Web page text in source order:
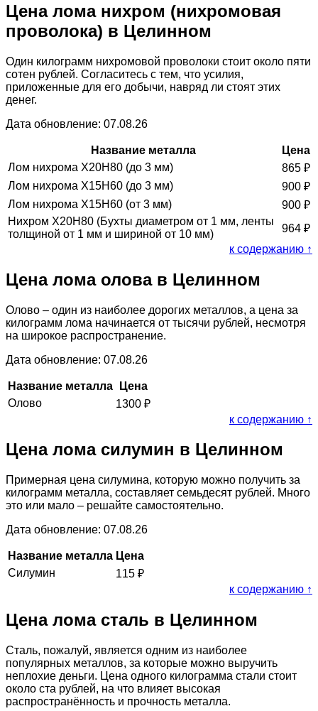
Цена лома нихром (нихромовая
проволока) в Целинном
Один килограмм нихромовой проволоки стоит около пяти
сотен рублей. Согласитесь с тем, что усилия,
приложенные для его добычи, навряд ли стоят этих
денег.
Дата обновление: 07.08.26
Название металла
Цена
Лом нихрома Х20Н80 (до 3 мм)
865 ₽
Лом нихрома Х15Н60 (до 3 мм)
900 ₽
Лом нихрома Х15Н60 (от 3 мм)
900 ₽
Нихром Х20Н80 (Бухты диаметром от 1 мм, ленты
толщиной от 1 мм и шириной от 10 мм)
964 ₽
к содержанию ↑
Цена лома олова в Целинном
Олово – один из наиболее дорогих металлов, а цена за
килограмм лома начинается от тысячи рублей, несмотря
на широкое распространение.
Дата обновление: 07.08.26
Название металла
Цена
Олово
1300 ₽
к содержанию ↑
Цена лома силумин в Целинном
Примерная цена силумина, которую можно получить за
килограмм металла, составляет семьдесят рублей. Много
это или мало – решайте самостоятельно.
Дата обновление: 07.08.26
Название металла Цена
Силумин
115 ₽
к содержанию ↑
Цена лома сталь в Целинном
Сталь, пожалуй, является одним из наиболее
популярных металлов, за которые можно выручить
неплохие деньги. Цена одного килограмма стали стоит
около ста рублей, на что влияет высокая
распространённость и прочность металла.